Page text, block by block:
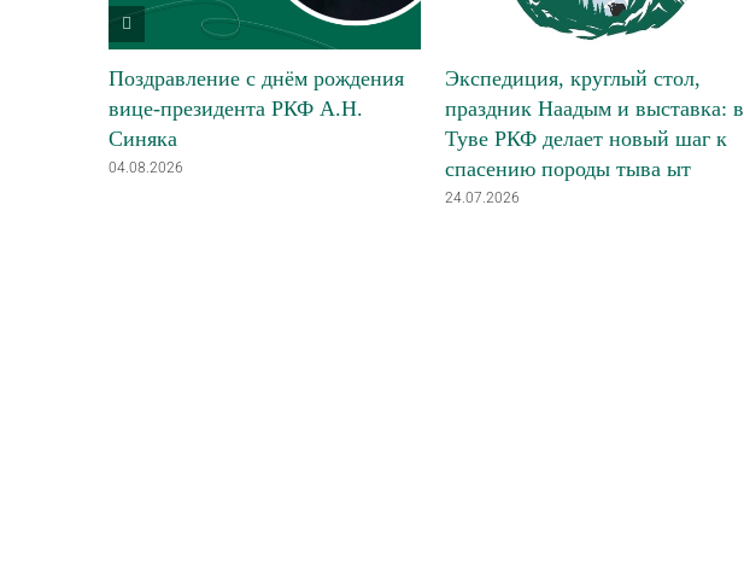
Поздравление с днём рождения
вице-президента РКФ А.Н.
Синяка
04.08.2026
Экспедиция, круглый стол,
праздник Наадым и выставка: в
Туве РКФ делает новый шаг к
спасению породы тыва ыт
24.07.2026